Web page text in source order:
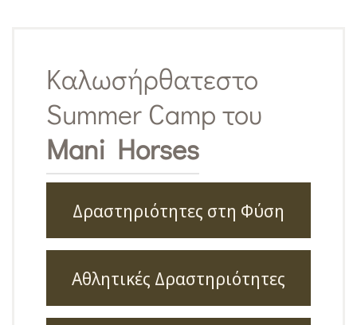
Καλωσήρθατεστο
Summer Camp του
Mani Horses
Δραστηριότητες στη Φύση
Αθλητικές Δραστηριότητες